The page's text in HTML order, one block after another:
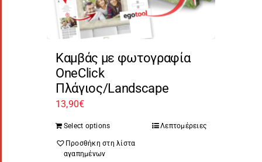
Καμβάς με φωτογραφία
OneClick
Πλάγιος/Landscape
13,90€
Select options Λεπτομέρειες
Προσθήκη στη λίστα
αγαπημένων